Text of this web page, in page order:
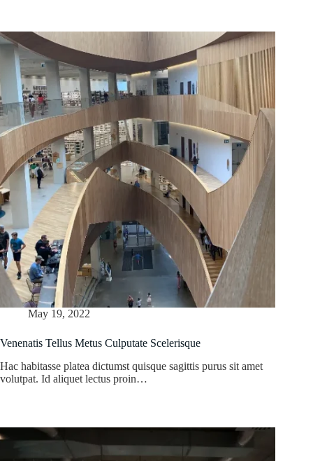
May 19, 2022
Venenatis Tellus Metus Culputate Scelerisque
Hac habitasse platea dictumst quisque sagittis purus sit amet
volutpat. Id aliquet lectus proin…